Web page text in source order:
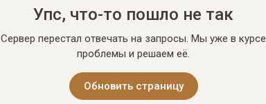
Упс, что-то пошло не так
Сервер перестал отвечать на запросы. Мы уже в курсе
проблемы и решаем её.
Обновить страницу